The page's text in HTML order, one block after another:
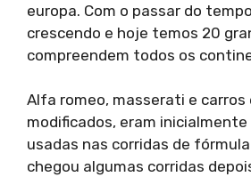
europa. Com o passar do
crescendo e hoje temos 20
compreendem todos os
Alfa romeo, masserati e carros
modificados, eram inicialmente
usadas nas corridas de fórmula
chegou algumas corridas